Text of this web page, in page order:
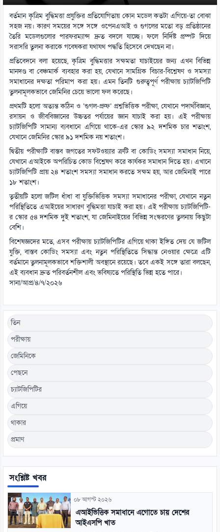
বর্তমান কৃত্রিম বুদ্ধিমত্তা প্রযুক্তির প্রতিযোগিতায় কোন মডেল কতটা এগিয়ে-তা বোঝা
সহজ নয়। কারণ সময়ের সঙ্গে সঙ্গে ওপেনএআই ও গুগলের মতো বড় প্রতিষ্ঠানের
তৈরি মডেলগুলোর পারফরম্যান্স দ্রুত বদলে যাচ্ছে। ফলে নির্দিষ্ট প্রম্পট দিয়ে
সরাসরি তুলনা করাকে গবেষকরা যথাযথ পদ্ধতি হিসেবে দেখছেন না।
প্রতিবেদনে বলা হয়েছে, কৃত্রিম বুদ্ধিমত্তার সক্ষমতা যাচাইয়ের জন্য এখন বিভিন্ন
মানদণ্ড বা বেঞ্চমার্ক ব্যবহার করা হয়, যেখানে সামগ্রিক বিচার-বিশ্লেষণ ও সমস্যা
সমাধানের দক্ষতা পরিমাপ করা হয়। এমন তিনটি গুরুত্বপূর্ণ পরীক্ষায় চ্যাটজিপিটি
তুলনামূলকভাবে জেমিনির চেয়ে ভালো ফল করেছে।
প্রথমটি হলো অত্যন্ত কঠিন ও ‘গুগল-প্রুফ’ প্রশ্নভিত্তিক পরীক্ষা, যেখানে পদার্থবিজ্ঞান,
রসায়ন ও জীববিজ্ঞানের উচ্চতর পর্যায়ের জ্ঞান যাচাই করা হয়। এই পরীক্ষায়
চ্যাটজিপিটি সামান্য ব্যবধানে এগিয়ে থাকে-এর স্কোর ৯২ দশমিক চার শতাংশ,
যেখানে জেমিনির স্কোর ৯১ দশমিক নয় শতাংশ।
দ্বিতীয় পরীক্ষাটি বাস্তব জগতের সফটওয়্যার ত্রুটি বা কোডিং সমস্যা সমাধান নিয়ে,
যেখানে এআইকে অপরিচিত কোড বিশ্লেষণ করে কার্যকর সমাধান দিতে হয়। এখানে
চ্যাটজিপিটি প্রায় ২৪ শতাংশ সমস্যা সমাধান করতে সক্ষম হয়, আর জেমিনাই পারে
১৮ শতাংশ।
তৃতীয়টি হলো জটিল ধাঁধা বা যুক্তিভিত্তিক সমস্যা সমাধানের পরীক্ষা, যেখানে নতুন
পরিস্থিতিতে এআইয়ের সাধারণ বুদ্ধিমত্তা যাচাই করা হয়। এই পরীক্ষায় চ্যাটজিপিটি-
র স্কোর ৫৪ দশমিক দুই শতাংশ, যা জেমিনাইয়ের বিভিন্ন সংস্করণের তুলনায় কিছুটা
বেশি।
বিশেষজ্ঞদের মতে, এসব পরীক্ষায় চ্যাটজিপিটির এগিয়ে থাকা ইঙ্গিত দেয় যে জটিল
যুক্তি, বাস্তব কোডিং সমস্যা এবং নতুন পরিস্থিতিতে সিদ্ধান্ত নেওয়ার ক্ষেত্রে এটি
বর্তমানে তুলনামূলকভাবে শক্তিশালী অবস্থানে রয়েছে। তবে একই সঙ্গে তারা বলছেন,
এই ব্যবধান দ্রুত পরিবর্তনশীল এবং ভবিষ্যতে পরিস্থিতি ভিন্ন হতে পারে।
সানা/আপ্র/৪/৭/২০২৬
তিন
পরীক্ষায়
জেমিনিকে
পেছনে
চ্যাটজিপিটির
এগিয়ে
থাকার
প্রমাণ
সংশ্লিষ্ট খবর
০৮ আগস্ট ২০২৬
এআইভিত্তিক সমাধানে এগোতে চায় দেশের
আইএসপি খাত